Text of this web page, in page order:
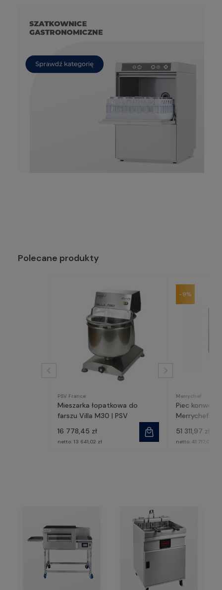
Polecane produkty
PSV France
Mieszarka łopatkowa do
farszu Villa M30 | PSV
16 778,45 zł
netto: 13 641,02 zł
Merrychef
Piec
Merrychef
51 311,97 zł
netto: 41 717,05 zł
-9%